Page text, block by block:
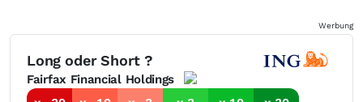
Werbung
Long oder Short ?
Fairfax Financial Holdings